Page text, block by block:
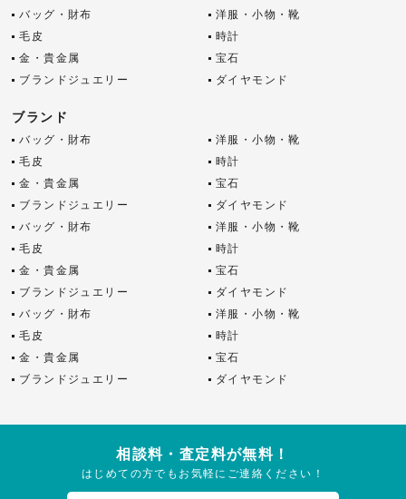
バッグ・財布
洋服・小物・靴
毛皮
時計
金・貴金属
宝石
ブランドジュエリー
ダイヤモンド
ブランド
バッグ・財布
洋服・小物・靴
毛皮
時計
金・貴金属
宝石
ブランドジュエリー
ダイヤモンド
バッグ・財布
洋服・小物・靴
毛皮
時計
金・貴金属
宝石
ブランドジュエリー
ダイヤモンド
バッグ・財布
洋服・小物・靴
毛皮
時計
金・貴金属
宝石
ブランドジュエリー
ダイヤモンド
相談料・査定料が無料！
はじめての方でもお気軽にご連絡ください！